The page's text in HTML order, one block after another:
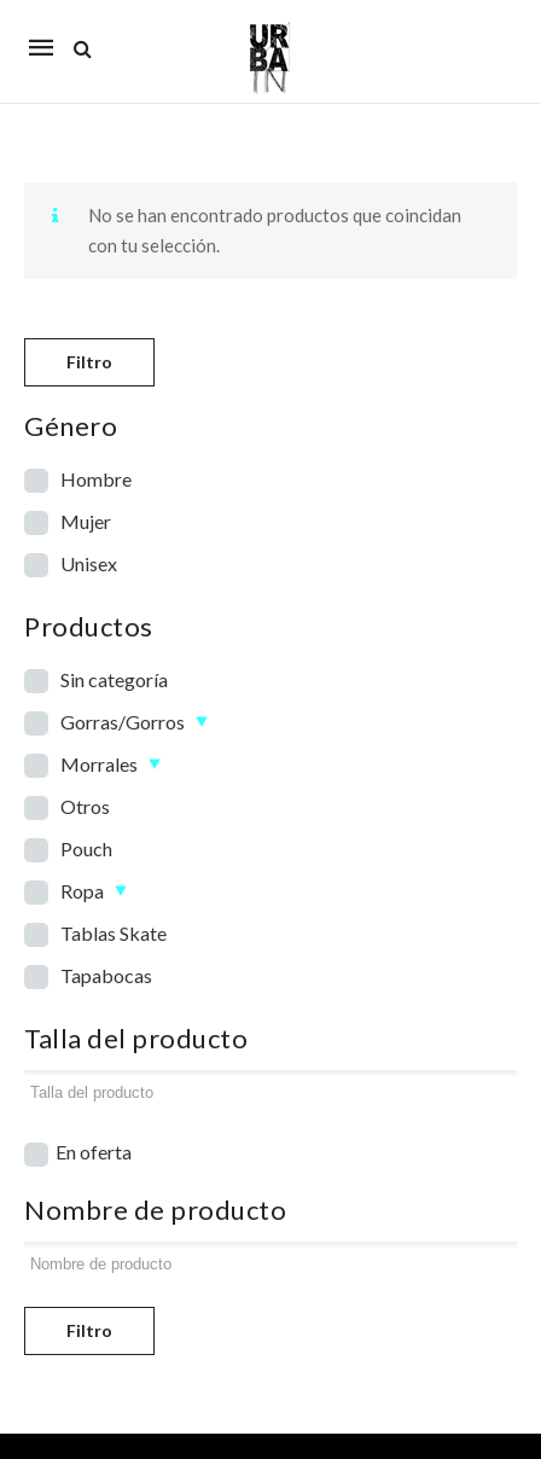
Mobile
No se han encontrado productos que coincidan
con tu selección.
Filtro
Género
Hombre
Mujer
Unisex
Productos
Sin categoría
Gorras/Gorros
Morrales
Otros
Pouch
Ropa
Tablas Skate
Tapabocas
Talla del producto
En oferta
Nombre de producto
Filtro